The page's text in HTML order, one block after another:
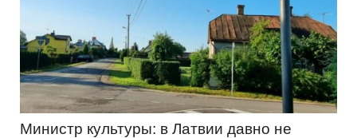
Министр культуры: в Латвии давно не